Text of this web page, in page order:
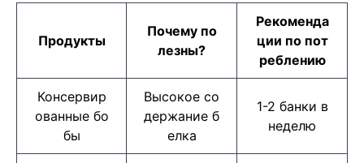
Продукты
Почему по
лезны?
Рекоменда
ции по пот
реблению
Консервир
ованные бо
бы
Высокое со
держание б
елка
1-2 банки в
неделю